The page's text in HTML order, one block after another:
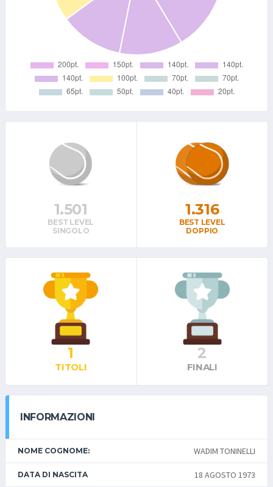
1.501
BEST LEVEL
SINGOLO
1.316
BEST LEVEL
DOPPIO
1
TITOLI
2
FINALI
INFORMAZIONI
NOME COGNOME: WADIM TONINELLI
DATA DI NASCITA 18 AGOSTO 1973